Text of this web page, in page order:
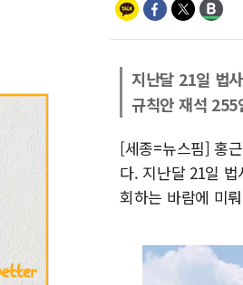
지난달 21일 법
규칙안 재석
[세종=뉴스핌] 홍
다. 지난달 21일
회하는 바람에 미